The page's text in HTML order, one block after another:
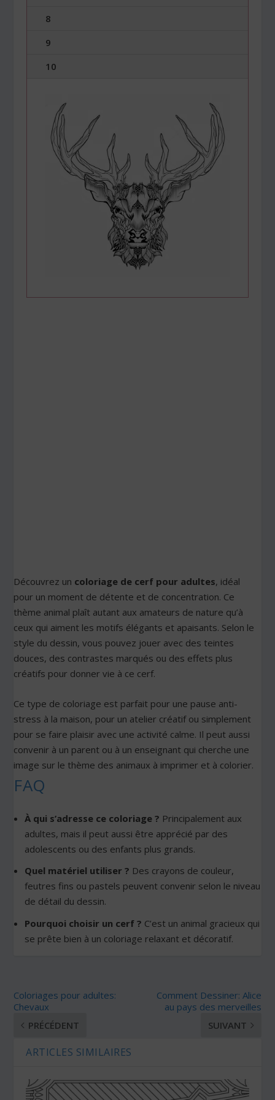
8
9
10
Découvrez un coloriage de cerf pour adultes, idéal
pour un moment de détente et de concentration. Ce
thème animal plaît autant aux amateurs de nature qu’à
ceux qui aiment les motifs élégants et apaisants. Selon le
style du dessin, vous pouvez jouer avec des teintes
douces, des contrastes marqués ou des effets plus
créatifs pour donner vie à ce cerf.
Ce type de coloriage est parfait pour une pause anti-
stress à la maison, pour un atelier créatif ou simplement
pour se faire plaisir avec une activité calme. Il peut aussi
convenir à un parent ou à un enseignant qui cherche une
image sur le thème des animaux à imprimer et à colorier.
FAQ
À qui s’adresse ce coloriage ? Principalement aux
adultes, mais il peut aussi être apprécié par des
adolescents ou des enfants plus grands.
Quel matériel utiliser ? Des crayons de couleur,
feutres fins ou pastels peuvent convenir selon le niveau
de détail du dessin.
Pourquoi choisir un cerf ? C’est un animal gracieux qui
se prête bien à un coloriage relaxant et décoratif.
Coloriages pour adultes:
Chevaux
PRÉCÉDENT
Comment Dessiner: Alice
au pays des merveilles
SUIVANT
ARTICLES SIMILAIRES